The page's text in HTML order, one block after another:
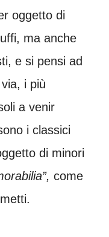
oggetto di
ma anche
e si pensi ad
i più
a venir
i classici
di minori
come